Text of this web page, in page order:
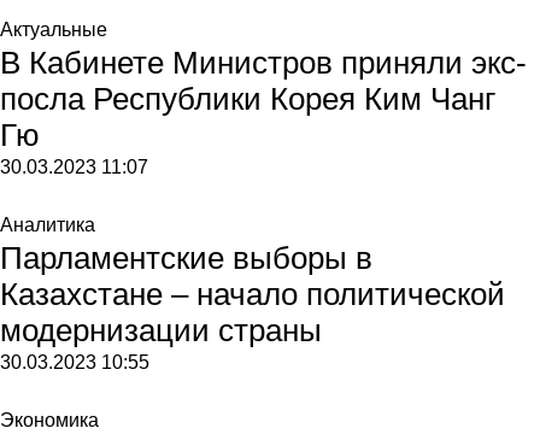
Актуальные
В Кабинете Министров приняли экс-
посла Республики Корея Ким Чанг
Гю
30.03.2023 11:07
Аналитика
Парламентские выборы в
Казахстане – начало политической
модернизации страны
30.03.2023 10:55
Экономика